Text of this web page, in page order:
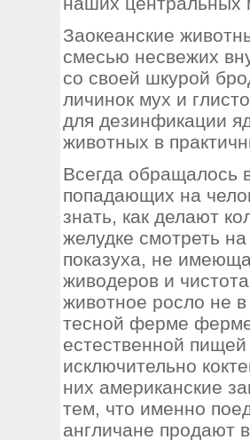
Заокеанские
смесью несвежих
со своей шкурой
личинок мух и
для дезинфикации
животных в
Всегда обращалось
попадающих на
знать, как делают
желудке смотреть
показуха, не
живодеров и
животное росло не
тесной ферме
естественной
исключительно
них американские
тем, что именно
англичане продают